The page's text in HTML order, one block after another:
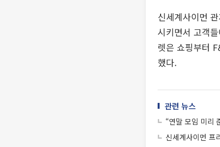
신세계사이먼
시키면서 고객
렛은 쇼핑부터
했다.
관련 뉴스
“연말 모임 미리
신세계사이먼 프